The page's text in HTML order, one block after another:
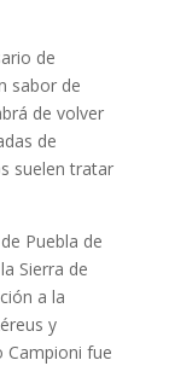
de
sabor de
de volver
de
suelen tratar
Puebla de
Sierra de
a la
y
Campioni fue